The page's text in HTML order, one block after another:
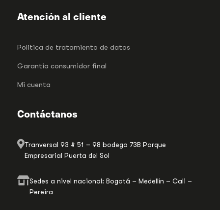
Atención al cliente
Politica de tratamiento de datos
Garantia consumidor final
Mi cuenta
Contáctanos
Tranversal 93 # 51 – 98 bodega 73B Parque
Empresarial Puerta del Sol
Sedes a nivel nacional: Bogotá – Medellín – Cali –
Pereira